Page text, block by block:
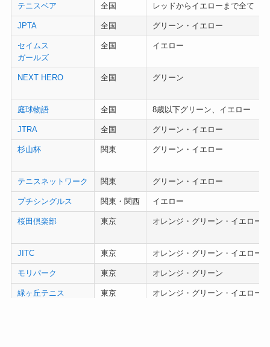
テニスベア 全国 レッドからイエローまで全て
JPTA 全国 グリーン・イエロー
セイムス
ガールズ
全国 イエロー
NEXT HERO 全国 グリーン
庭球物語 全国 8歳以下グリーン、イエロー
JTRA 全国 グリーン・イエロー
杉山杯 関東 グリーン・イエロー
テニスネットワーク 関東 グリーン・イエロー
プチシングルス 関東・関西 イエロー
桜田倶楽部 東京 オレンジ・グリーン・イエロー
JITC 東京 オレンジ・グリーン・イエロー
モリパーク 東京 オレンジ・グリーン
緑ヶ丘テニス 東京 オレンジ・グリーン・イエロー